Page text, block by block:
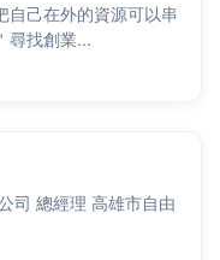
自己在外的資源可以串
尋找創業...